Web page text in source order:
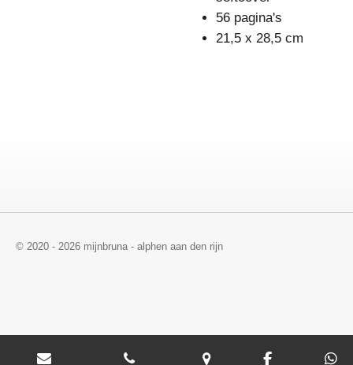
56 pagina's
21,5 x 28,5 cm
© 2020 - 2026 mijnbruna - alphen aan den rijn